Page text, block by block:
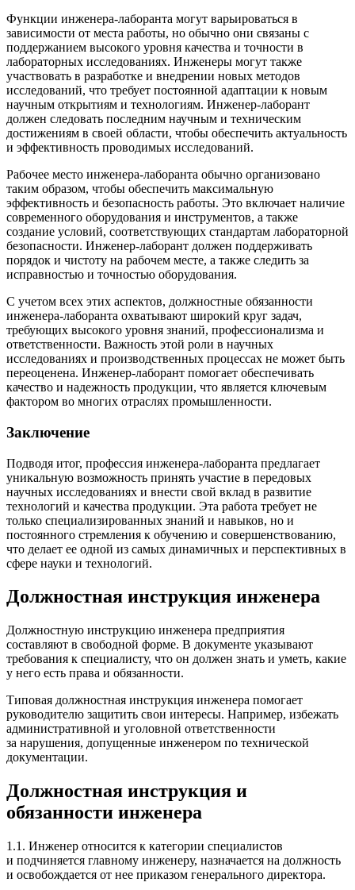
Функции инженера-лаборанта могут варьироваться в
зависимости от места работы, но обычно они связаны с
поддержанием высокого уровня качества и точности в
лабораторных исследованиях. Инженеры могут также
участвовать в разработке и внедрении новых методов
исследований, что требует постоянной адаптации к новым
научным открытиям и технологиям. Инженер-лаборант
должен следовать последним научным и техническим
достижениям в своей области, чтобы обеспечить актуальность
и эффективность проводимых исследований.
Рабочее место инженера-лаборанта обычно организовано
таким образом, чтобы обеспечить максимальную
эффективность и безопасность работы. Это включает наличие
современного оборудования и инструментов, а также
создание условий, соответствующих стандартам лабораторной
безопасности. Инженер-лаборант должен поддерживать
порядок и чистоту на рабочем месте, а также следить за
исправностью и точностью оборудования.
С учетом всех этих аспектов, должностные обязанности
инженера-лаборанта охватывают широкий круг задач,
требующих высокого уровня знаний, профессионализма и
ответственности. Важность этой роли в научных
исследованиях и производственных процессах не может быть
переоценена. Инженер-лаборант помогает обеспечивать
качество и надежность продукции, что является ключевым
фактором во многих отраслях промышленности.
Заключение
Подводя итог, профессия инженера-лаборанта предлагает
уникальную возможность принять участие в передовых
научных исследованиях и внести свой вклад в развитие
технологий и качества продукции. Эта работа требует не
только специализированных знаний и навыков, но и
постоянного стремления к обучению и совершенствованию,
что делает ее одной из самых динамичных и перспективных в
сфере науки и технологий.
Должностная инструкция инженера
Должностную инструкцию инженера предприятия
составляют в свободной форме. В документе указывают
требования к специалисту, что он должен знать и уметь, какие
у него есть права и обязанности.
Типовая должностная инструкция инженера помогает
руководителю защитить свои интересы. Например, избежать
административной и уголовной ответственности
за нарушения, допущенные инженером по технической
документации.
Должностная инструкция и
обязанности инженера
1.1. Инженер относится к категории специалистов
и подчиняется главному инженеру, назначается на должность
и освобождается от нее приказом генерального директора.